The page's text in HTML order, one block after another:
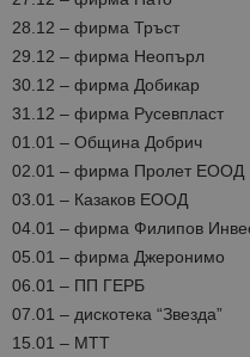
28.12 – фирма Тръст
29.12 – фирма Неопърл
30.12 – фирма Добикар
31.12 – фирма Русевпласт
01.01 – Община Добрич
02.01 – фирма Пролет ЕООД
03.01 – Казаков ЕООД
04.01 – фирма Филипов
05.01 – фирма Джеронимо
06.01 – ПП ГЕРБ
07.01 – дискотека “Звезда”
15.01 – МТТ